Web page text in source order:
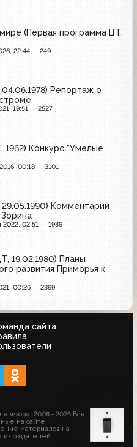
(Первая программа ЦТ,
22:44 249
Репортаж о
19:51 2527
1962) Конкурс "Умелые
00:18 3101
Комментарий
2022, 02:51 1939
19.02.1980) Планы
развития Приморья к
00:26 2399
сайта
2008 - 2026 Все
на сайте,
материалов на
создателей.